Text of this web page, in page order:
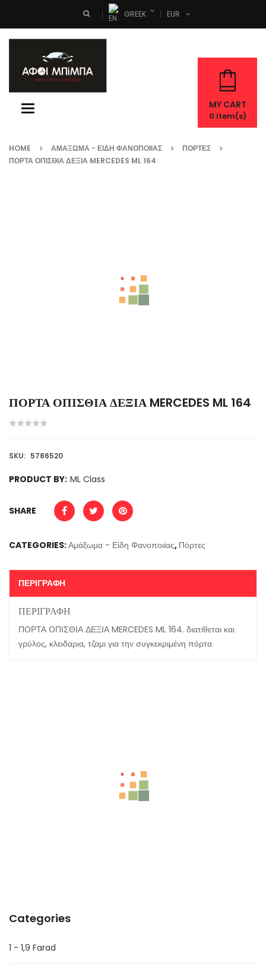
GREEK EUR
Toggle
MY CART
0 item(s)
HOME ΑΜΆΞΩΜΑ - ΕΊΔΗ ΦΑΝΟΠΟΙΊΑΣ
ΠΌΡΤΕΣ
ΠΟΡΤΑ ΟΠΙΣΘΙΑ ΔΕΞΙΑ MERCEDES ML 164
Categories
1 - 1,9 Farad
ΠΟΡΤΑ ΟΠΙΣΘΙΑ ΔΕΞΙΑ MERCEDES ML 164
SKU: 5786520
PRODUCT BY: ML Class
SHARE
CATEGORIES:Αμάξωμα - Είδη Φανοποιίας, Πόρτες
ΠΕΡΙΓΡΑΦΉ
ΠΕΡΙΓΡΑΦΉ
ΠΟΡΤΑ ΟΠΙΣΘΙΑ ΔΕΞΙΑ MERCEDES ML 164. διατίθεται και
γρύλος, κλειδαρια, τζαμι για την συγκεκριμένη πόρτα
ΦΤΕΡΟ ΕΜΠΡΟΣΘΙΟ MERCEDES E-CLASS W211